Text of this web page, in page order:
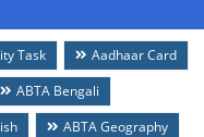
Task
Aadhaar Card
ABTA Bengali
ABTA Geography